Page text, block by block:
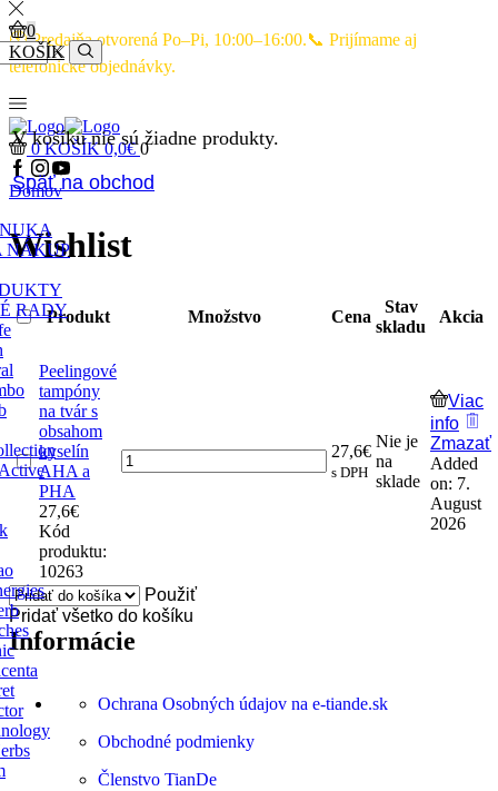
🕙 Predajňa otvorená Po–Pi, 10:00–16:00.📞 Prijímame aj
telefonické objednávky.
NÁKUP
RADY
0KOŠÍK0,0€ 0
0
KOŠÍK
V košíku nie sú žiadne produkty.
Späť na obchod
Domov
Wishlist
Produkt Množstvo Cena
Stav
skladu
Akcia
Peelingové
tampóny
na tvár s
obsahom
kyselín
AHA a
PHA
27,6€
Kód
produktu:
10263
27,6€
s DPH
Nie je
na
sklade
Viac
info
Zmazať
Added
on: 7.
August
2026
Použiť
Pridať všetko do košíku
Informácie
Ochrana Osobných údajov na e-tiande.sk
Obchodné podmienky
Členstvo TianDe